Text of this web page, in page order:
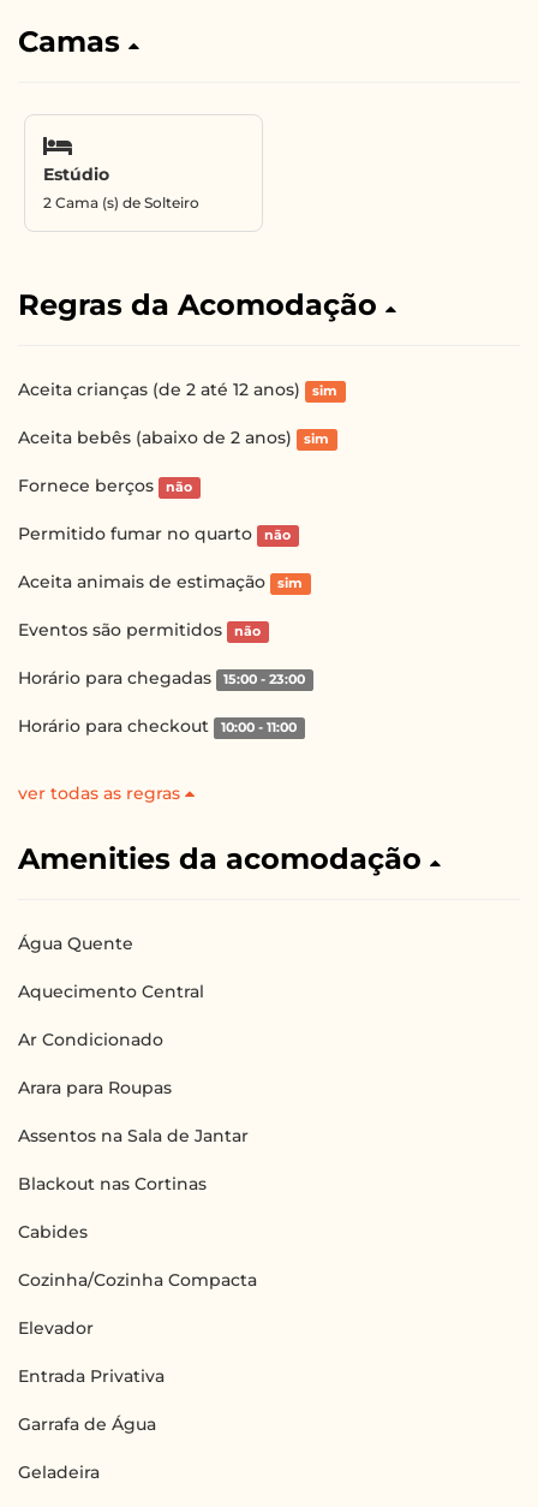
Camas
Estúdio
2 Cama (s) de Solteiro
Regras da Acomodação
Aceita crianças (de 2 até 12 anos) sim
Aceita bebês (abaixo de 2 anos) sim
Fornece berços não
Permitido fumar no quarto não
Aceita animais de estimação sim
Eventos são permitidos não
Horário para chegadas 15:00 - 23:00
Horário para checkout 10:00 - 11:00
ver todas as regras
Amenities da acomodação
Água Quente
Aquecimento Central
Ar Condicionado
Arara para Roupas
Assentos na Sala de Jantar
Blackout nas Cortinas
Cabides
Cozinha/Cozinha Compacta
Elevador
Entrada Privativa
Garrafa de Água
Geladeira